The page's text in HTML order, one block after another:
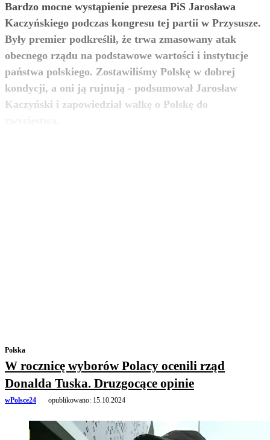
Bardzo mocne wystąpienie prezesa PiS Jarosława
Kaczyńskiego podczas kongresu tej partii w Przysusze.
Były premier podkreślił, że trwa zmasowany atak
obecnego rządu na podstawowe wartości i instytucje
państwa polskiego. Zostawiliśmy Polskę w dobrej
kondycji, a oni ją rujnują - podsumował Jarosław
Kaczyński i zapowiedział walkę o Polskę do
zobacz więcej
Polska
W rocznicę wyborów Polacy ocenili rząd
Donalda Tuska. Druzgocące opinie
wPolsce24 opublikowano: 15.10.2024